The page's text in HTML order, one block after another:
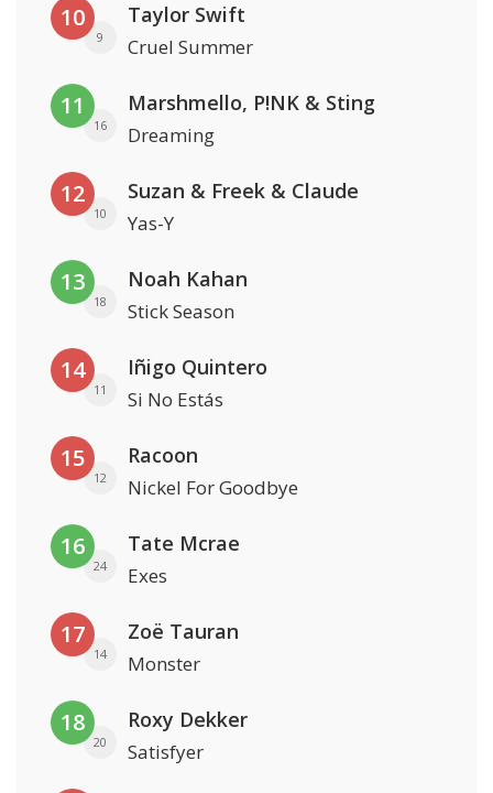
10
9
Taylor Swift
Cruel Summer
11
16
Marshmello, P!NK & Sting
Dreaming
12
10
Suzan & Freek & Claude
Yas-Y
13
18
Noah Kahan
Stick Season
14
11
Iñigo Quintero
Si No Estás
15
12
Racoon
Nickel For Goodbye
16
24
Tate Mcrae
Exes
17
14
Zoë Tauran
Monster
18
20
Roxy Dekker
Satisfyer